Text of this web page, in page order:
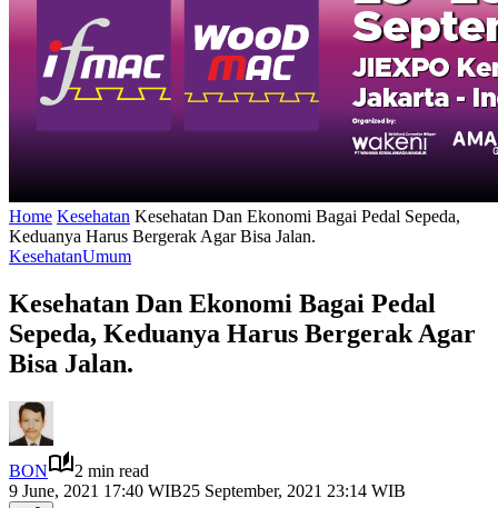
Home Kesehatan Kesehatan Dan Ekonomi Bagai Pedal Sepeda,
Keduanya Harus Bergerak Agar Bisa Jalan.
KesehatanUmum
Kesehatan Dan Ekonomi Bagai Pedal
Sepeda, Keduanya Harus Bergerak Agar
Bisa Jalan.
BON
2 min read
9 June, 2021 17:40 WIB25 September, 2021 23:14 WIB